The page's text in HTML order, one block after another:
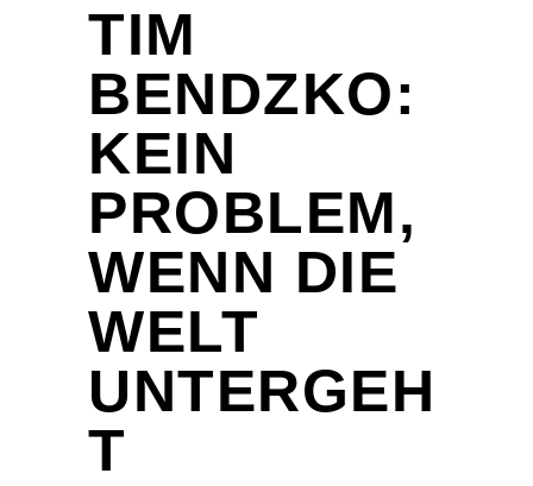
TIM
BENDZKO:
KEIN
PROBLEM,
WENN DIE
WELT
UNTERGEH
T